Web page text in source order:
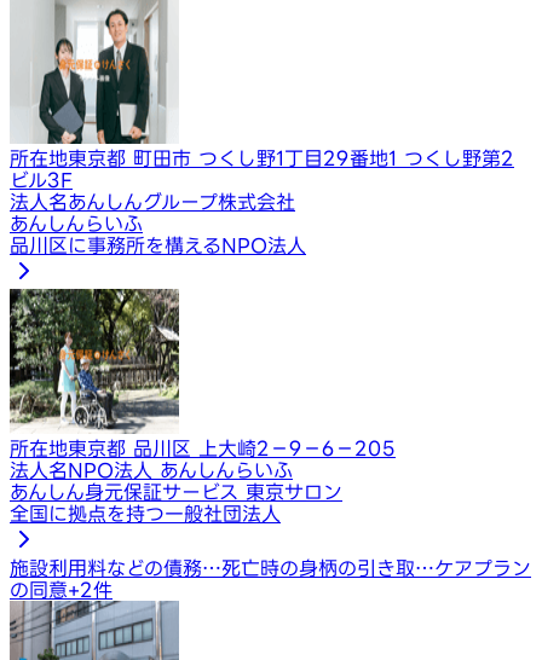
所在地東京都 町田市 つくし野1丁目29番地1 つくし野第2
ビル3F
法人名あんしんグループ株式会社
あんしんらいふ
品川区に事務所を構えるNPO法人
所在地東京都 品川区 上大崎2−9−6−205
法人名NPO法人 あんしんらいふ
あんしん身元保証サービス 東京サロン
全国に拠点を持つ一般社団法人
施設利用料などの債務…死亡時の身柄の引き取…ケアプラン
の同意+2件